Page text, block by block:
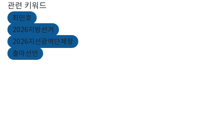
관련 키워드
최민호
2026지방선거
2026지선광역단체장
출마선언